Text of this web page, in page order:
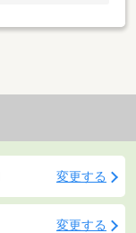
変更する
変更する